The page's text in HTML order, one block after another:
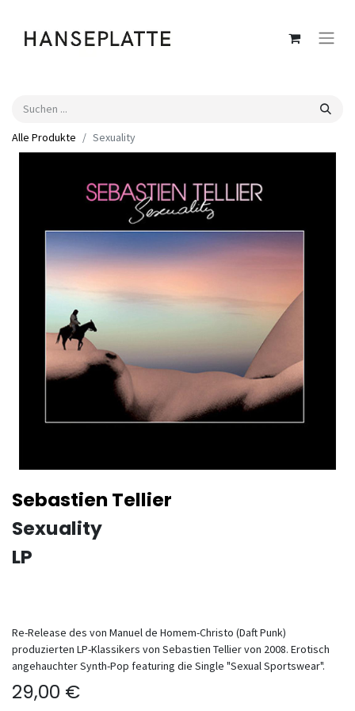
Alle Produkte Sexuality
Sebastien Tellier
Sexuality
LP
Re-Release des von Manuel de Homem-Christo (Daft Punk)
produzierten LP-Klassikers von Sebastien Tellier von 2008. Erotisch
angehauchter Synth-Pop featuring die Single "Sexual Sportswear".
29,00 €